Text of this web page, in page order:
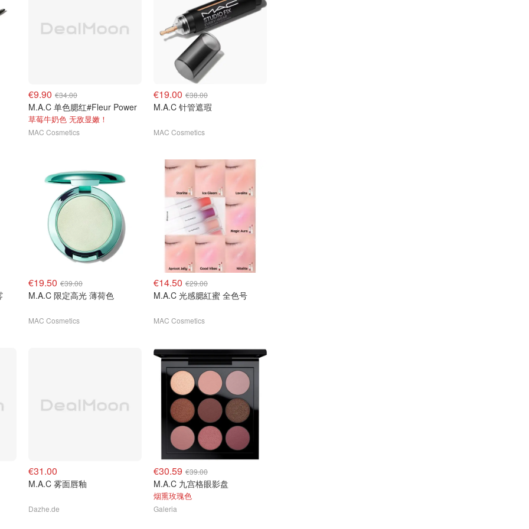
€9.90 €34.00
M.A.C 单色腮红#Fleur Power
草莓牛奶色 无敌显嫩！
MAC Cosmetics
€19.00 €38.00
M.A.C 针管遮瑕
MAC Cosmetics
€19.50 €39.00
M.A.C 限定高光 薄荷色
MAC Cosmetics
€14.50 €29.00
M.A.C 光感腮紅蜜 全色号
MAC Cosmetics
€31.00
M.A.C 雾面唇釉
Dazhe.de
€30.59 €39.00
M.A.C 九宫格眼影盘
烟熏玫瑰色
Galeria